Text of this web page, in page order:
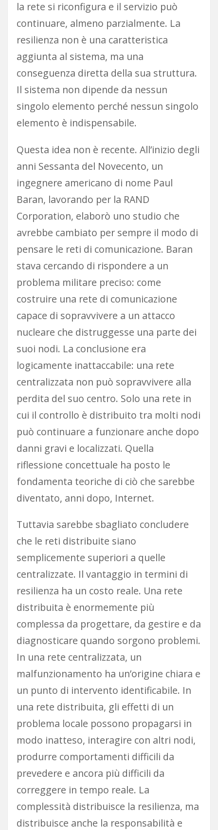
la rete si riconfigura e il servizio può
continuare, almeno parzialmente. La
resilienza non è una caratteristica
aggiunta al sistema, ma una
conseguenza diretta della sua struttura.
Il sistema non dipende da nessun
singolo elemento perché nessun singolo
elemento è indispensabile.
Questa idea non è recente. All’inizio degli
anni Sessanta del Novecento, un
ingegnere americano di nome Paul
Baran, lavorando per la RAND
Corporation, elaborò uno studio che
avrebbe cambiato per sempre il modo di
pensare le reti di comunicazione. Baran
stava cercando di rispondere a un
problema militare preciso: come
costruire una rete di comunicazione
capace di sopravvivere a un attacco
nucleare che distruggesse una parte dei
suoi nodi. La conclusione era
logicamente inattaccabile: una rete
centralizzata non può sopravvivere alla
perdita del suo centro. Solo una rete in
cui il controllo è distribuito tra molti nodi
può continuare a funzionare anche dopo
danni gravi e localizzati. Quella
riflessione concettuale ha posto le
fondamenta teoriche di ciò che sarebbe
diventato, anni dopo, Internet.
Tuttavia sarebbe sbagliato concludere
che le reti distribuite siano
semplicemente superiori a quelle
centralizzate. Il vantaggio in termini di
resilienza ha un costo reale. Una rete
distribuita è enormemente più
complessa da progettare, da gestire e da
diagnosticare quando sorgono problemi.
In una rete centralizzata, un
malfunzionamento ha un’origine chiara e
un punto di intervento identificabile. In
una rete distribuita, gli effetti di un
problema locale possono propagarsi in
modo inatteso, interagire con altri nodi,
produrre comportamenti difficili da
prevedere e ancora più difficili da
correggere in tempo reale. La
complessità distribuisce la resilienza, ma
distribuisce anche la responsabilità e